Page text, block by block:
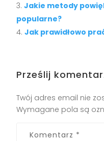
Jakie metody
popularne?
Jak prawidłowo
Prześlij
Twój adres email nie
Wymagane pola są